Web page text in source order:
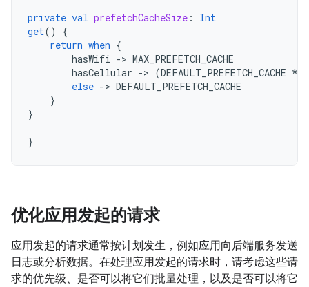
private val prefetchCacheSize :
Int
get()
{
return when {
hasWifi -> MAX_PREFETCH_CACHE
hasCellular -> (DEFAULT_PREFETCH_CACHE *
else -> DEFAULT_PREFETCH_CACHE
}
}
}
优化应用发起的请求
应用发起的请求通常按计划发生，例如应用向后端服务发送
日志或分析数据。在处理应用发起的请求时，请考虑这些请
求的优先级、是否可以将它们批量处理，以及是否可以将它